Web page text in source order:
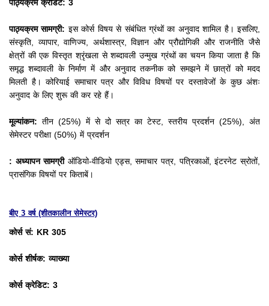
पाठ्यक्रम क्रेडिट: 3
पाठ्यक्रम सामग्री: इस कोर्स विषय से संबंधित ग्रंथों का अनुवाद शामिल है।इसलिए,
संस्कृति, व्यापार, वाणिज्य, अर्थशास्त्र, विज्ञान और प्रौद्योगिकी और राजनीति जैसे
क्षेत्रों की एक विस्तृत श्रृंखला से शब्दावली उन्मुख ग्रंथों का चयन किया जाता है कि
समृद्ध शब्दावली के निर्माण में और अनुवाद तकनीक को समझने में छात्रों को मदद
मिलती है। कोरियाई समाचार पत्र और विविध विषयों पर दस्तावेजों के कुछ अंशः
अनुवाद के लिए शुरू की कर रहे हैं।
मूल्यांकन: तीन (25%) में से दो सत्र का टेस्ट, स्तरीय प्रदर्शन (25%), अंत
सेमेस्टर परीक्षा (50%) में प्रदर्शन
: अध्यापन सामग्रीऑडियो-वीडियो एड्स, समाचार पत्र, पत्रिकाओं, इंटरनेट स्रोतों,
प्रासंगिक विषयों पर किताबें।
बीए 3 वर्ष (शीतकालीन सेमेस्टर)
कोर्स सं: KR 305
कोर्स शीर्षक: व्याख्या
कोर्स क्रेडिट: 3